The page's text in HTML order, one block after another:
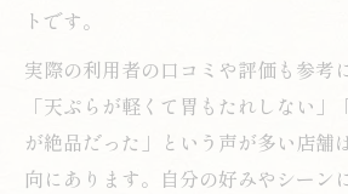
トです。
実際の利用者の口コミや評価も参考
「天ぷらが軽くて胃もたれしない」
が絶品だった」という声が多い店舗
向にあります。自分の好みやシーン